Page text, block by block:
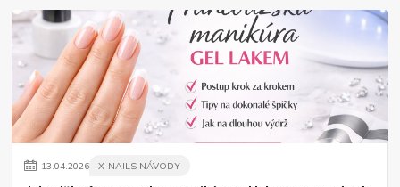
13.04.2026 X-NAILS NÁVODY